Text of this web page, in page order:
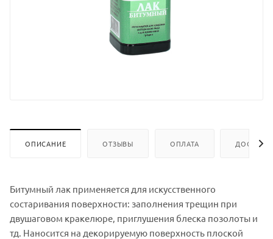
ОПИСАНИЕ ОТЗЫВЫ ОПЛАТА
Битумный лак применяется для искусственного
состаривания поверхности: заполнения трещин при
двушаговом кракелюре, приглушения блеска позолоты и
тд. Наносится на декорируемую поверхность плоской